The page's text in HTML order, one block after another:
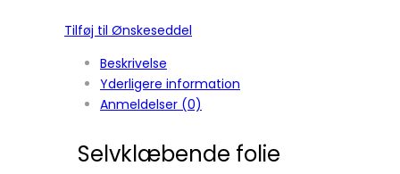
Tilføj til Ønskeseddel
Beskrivelse
Yderligere information
Anmeldelser (0)
Selvklæbende folie